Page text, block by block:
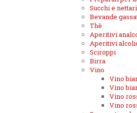
Succhi e
Bevande
Thè
Aperitivi
Aperitivi
Sciroppi
Birra
Vino
Vino
Vino
Vino
Vino